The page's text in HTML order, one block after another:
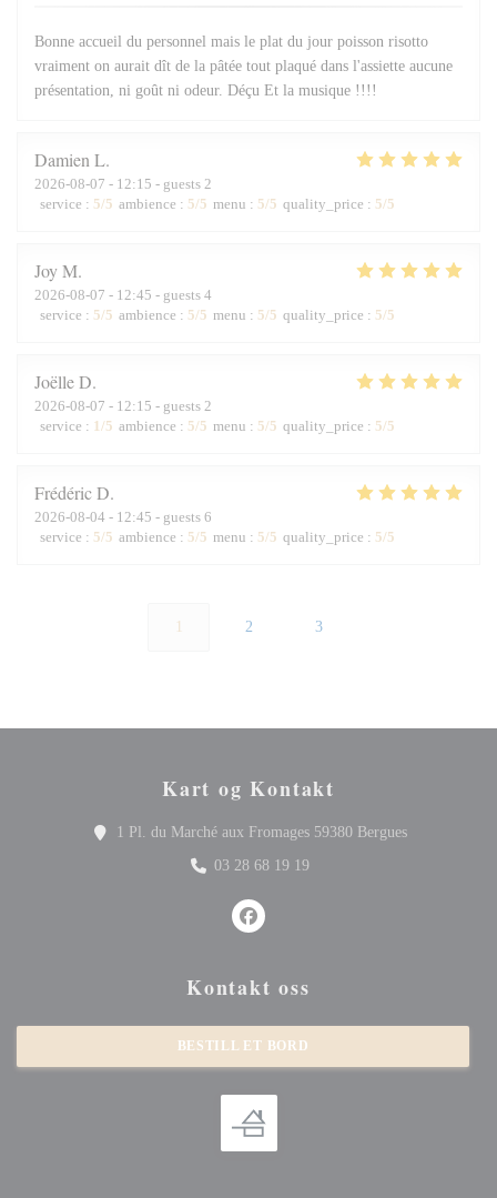
Bonne accueil du personnel mais le plat du jour poisson risotto
vraiment on aurait dît de la pâtée tout plaqué dans l'assiette aucune
présentation, ni goût ni odeur. Déçu Et la musique !!!!
Damien L
2026-08-07 - 12:15 - guests 2
service : 5/5 ambience : 5/5 menu : 5/5 quality_price : 5/5
JoyM
2026-08-07 - 12:45 - guests 4
service : 5/5 ambience : 5/5 menu : 5/5 quality_price : 5/5
JoëlleD
2026-08-07 - 12:15 - guests 2
service : 1 /5 ambience : 5/5 menu : 5/5 quality_price : 5/5
FrédéricD
2026-08-04 - 12:45 - guests 6
service : 5/5 ambience : 5/5 menu : 5/5 quality_price : 5/5
2 3
Kart og Kontakt
1 Pl. du Marché aux Fromages 59380 Bergues((åpner i et
03 28 68 19 19
Facebook ((åpner i et nytt vindu))
Kontakt oss
BESTILL ET BORD